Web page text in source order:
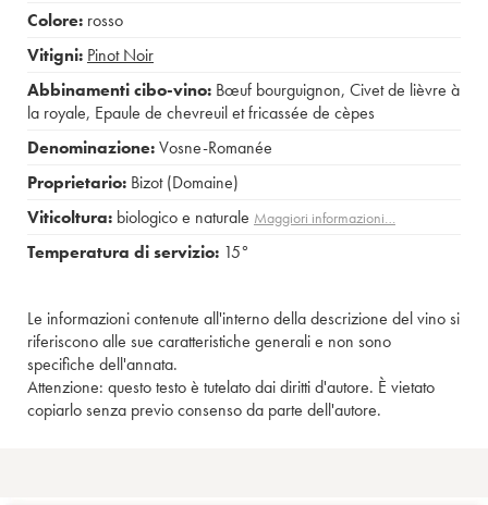
Colore: rosso
Vitigni: Pinot Noir
Abbinamenti cibo-vino: Bœuf bourguignon, Civet de lièvre à
la royale, Epaule de chevreuil et fricassée de cèpes
Denominazione:Vosne-Romanée
Proprietario: Bizot (Domaine)
Viticoltura: biologico e naturale Maggiori informazioni…
Temperatura di servizio: 15°
Le informazioni contenute all'interno della descrizione del vino si
riferiscono alle sue caratteristiche generali e non sono
specifiche dell'annata.
Attenzione: questo testo è tutelato dai diritti d'autore. È vietato
copiarlo senza previo consenso da parte dell'autore.